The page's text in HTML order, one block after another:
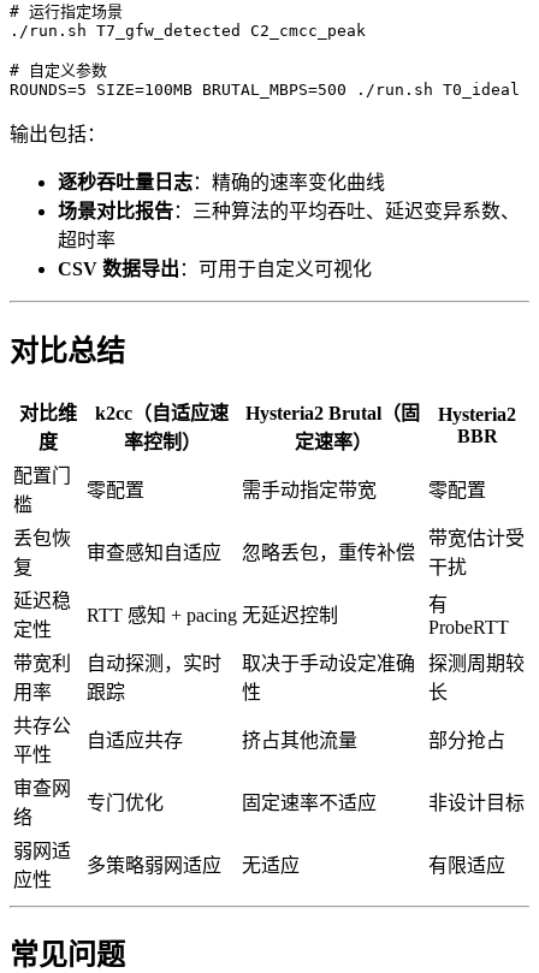
# 运行指定场景
./run.sh T7_gfw_detected C2_cmcc_peak
# 自定义参数
输出包括：
逐秒吞吐量日志：精确的速率变化曲线
场景对比报告：三种算法的平均吞吐、延迟变异系数、
超时率
CSV 数据导出 ：可用于自定义可视化
对比总结
对比维
度
k2cc（自适应速
率控制）
Hysteria2 Brutal（固
定速率）
Hysteria2
BBR
配置门
槛
零配置 需手动指定带宽 零配置
丢包恢
复
审查感知自适应 忽略丢包，重传补偿
带宽估计受
干扰
延迟稳
定性
RTT 感知 + pacing 无延迟控制
有
ProbeRTT
带宽利
用率
自动探测，实时
跟踪
取决于手动设定准确
性
探测周期较
长
共存公
平性
自适应共存 挤占其他流量 部分抢占
审查网
络
专门优化 固定速率不适应 非设计目标
弱网适
应性
多策略弱网适应 无适应 有限适应
常见问题